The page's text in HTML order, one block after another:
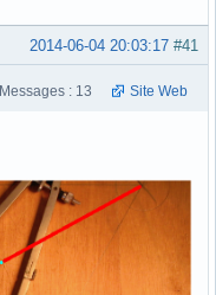
#41
2014-06-04 20:03:17
Messages : 13 Site Web